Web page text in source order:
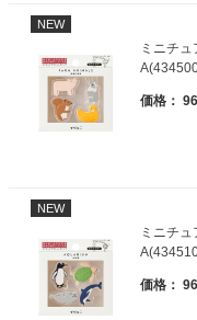
NEW
ミニチ
価格：
NEW
ミニチ
価格：